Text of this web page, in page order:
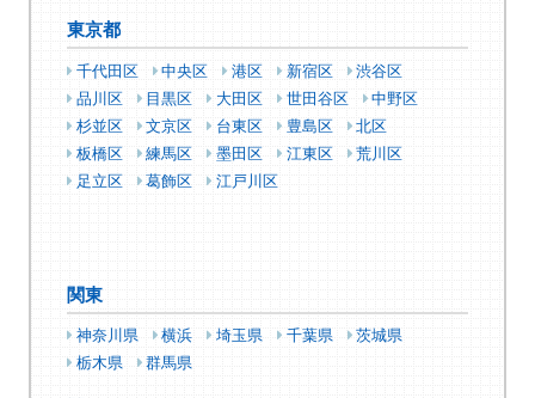
東京都
千代田区 中央区 港区 新宿区
渋谷区
品川区
目黒区 大田区 世田谷区
中野区
杉並区
文京区 台東区 豊島区
北区
板橋区
練馬区 墨田区 江東区
荒川区
足立区
葛飾区 江戸川区
関東
神奈川県 横浜 埼玉県 千葉県
茨城県
栃木県
群馬県